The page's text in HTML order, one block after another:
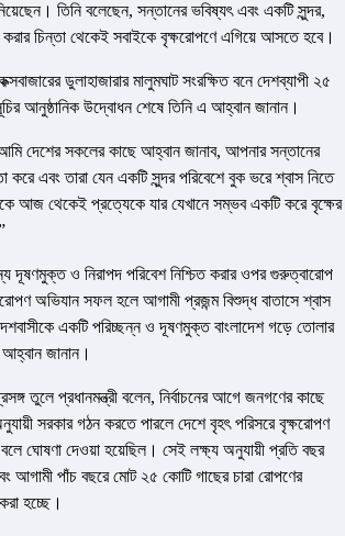
তিনি বলেছেন, সন্তানের ভবিষ্যৎ এবং একটি সুন্দর,
করার চিন্তা থেকেই সবাইকে বৃক্ষরোপণে এগিয়ে আসতে হবে।
ডুলাহাজারার মালুমঘাট সংরক্ষিত বনে দেশব্যাপী ২৫
আনুষ্ঠানিক উদ্বোধন শেষে তিনি এ আহ্বান জানান।
দেশের সকলের কাছে আহ্বান জানাব, আপনার সন্তানের
করে এবং তারা যেন একটি সুন্দর পরিবেশে বুক ভরে শ্বাস নিতে
আজ থেকেই প্রত্যেকে যার যেখানে সম্ভব একটি করে বৃক্ষের
দূষণমুক্ত ও নিরাপদ পরিবেশ নিশ্চিত করার ওপর গুরুত্বারোপ
অভিযান সফল হলে আগামী প্রজন্ম বিশুদ্ধ বাতাসে শ্বাস
একটি পরিচ্ছন্ন ও দূষণমুক্ত বাংলাদেশ গড়ে তোলার
জানান।
প্রসঙ্গ তুলে প্রধানমন্ত্রী বলেন, নির্বাচনের আগে জনগণের কাছে
সরকার গঠন করতে পারলে দেশে বৃহৎ পরিসরে বৃক্ষরোপণ
ঘোষণা দেওয়া হয়েছিল। সেই লক্ষ্য অনুযায়ী প্রতি বছর
আগামী পাঁচ বছরে মোট ২৫ কোটি গাছের চারা রোপণের
হচ্ছে।